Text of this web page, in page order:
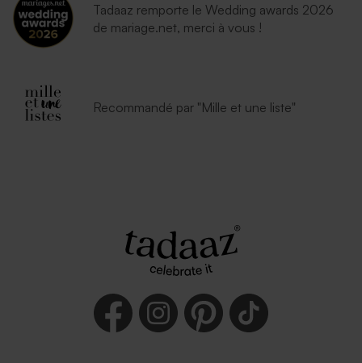
autocollante
Tadaaz remporte le Wedding awards 2026
de mariage.net, merci à vous !
Recommandé par "Mille et une liste"